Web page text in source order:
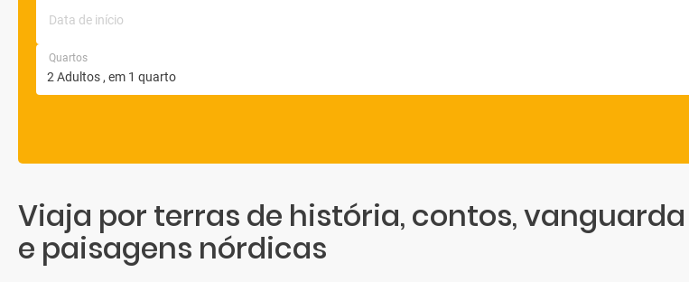
Data de início
Quartos
Viaja por terras de história, contos, vanguarda
e paisagens nórdicas